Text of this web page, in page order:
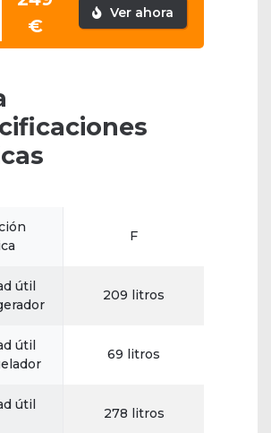
€
Ver ahora
F
útil
209 litros
útil
69 litros
útil
278 litros